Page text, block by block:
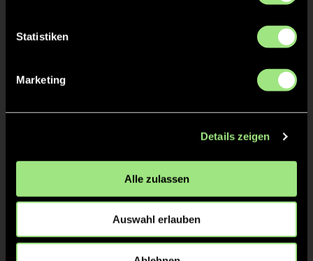
Statistiken
Marketing
Details zeigen
Alle zulassen
Auswahl erlauben
Florian Yang
Moritz